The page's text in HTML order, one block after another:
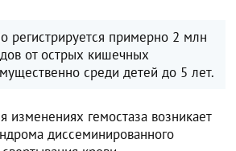
регистрируется примерно 2 млн
от острых кишечных
среди детей до 5 лет.
изменениях гемостаза возникает
диссеминированного